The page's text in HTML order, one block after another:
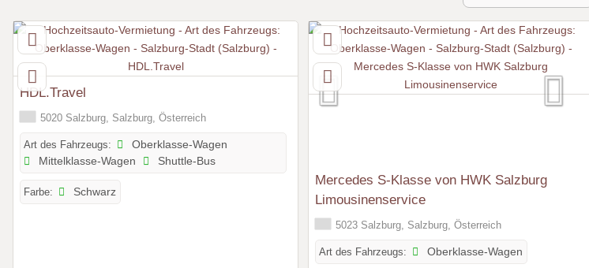
HDL.Travel
5020 Salzburg, Salzburg, Österreich
Art des Fahrzeugs:
Oberklasse-Wagen
Mittelklasse-Wagen
Shuttle-Bus
Farbe: Schwarz
Mercedes S-Klasse von HWK Salzburg
Limousinenservice
5023 Salzburg, Salzburg, Österreich
Art des Fahrzeugs: Oberklasse-Wagen